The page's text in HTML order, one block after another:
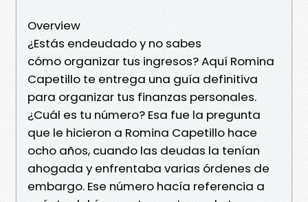
Overview
¿Estás endeudado y no sabes
cómo organizar tus ingresos? Aquí Romina
Capetillo te entrega una guía definitiva
para organizar tus finanzas personales.
¿Cuál es tu número? Esa fue la pregunta
que le hicieron a Romina Capetillo hace
ocho años, cuando las deudas la tenían
ahogada y enfrentaba varias órdenes de
embargo. Ese número hacía referencia a